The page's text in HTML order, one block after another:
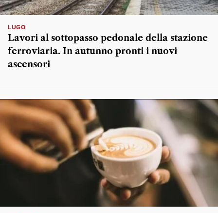
LUGO
Lavori al sottopasso pedonale della stazione
ferroviaria. In autunno pronti i nuovi
ascensori